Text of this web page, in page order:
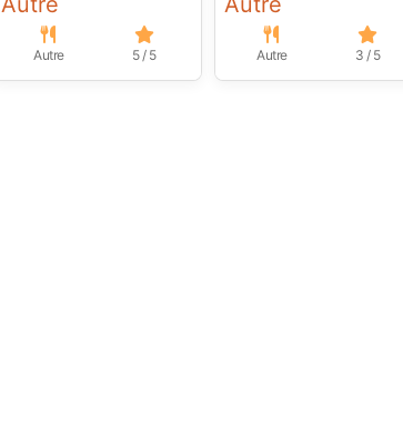
Autre 5 / 5 Autre 3 / 5